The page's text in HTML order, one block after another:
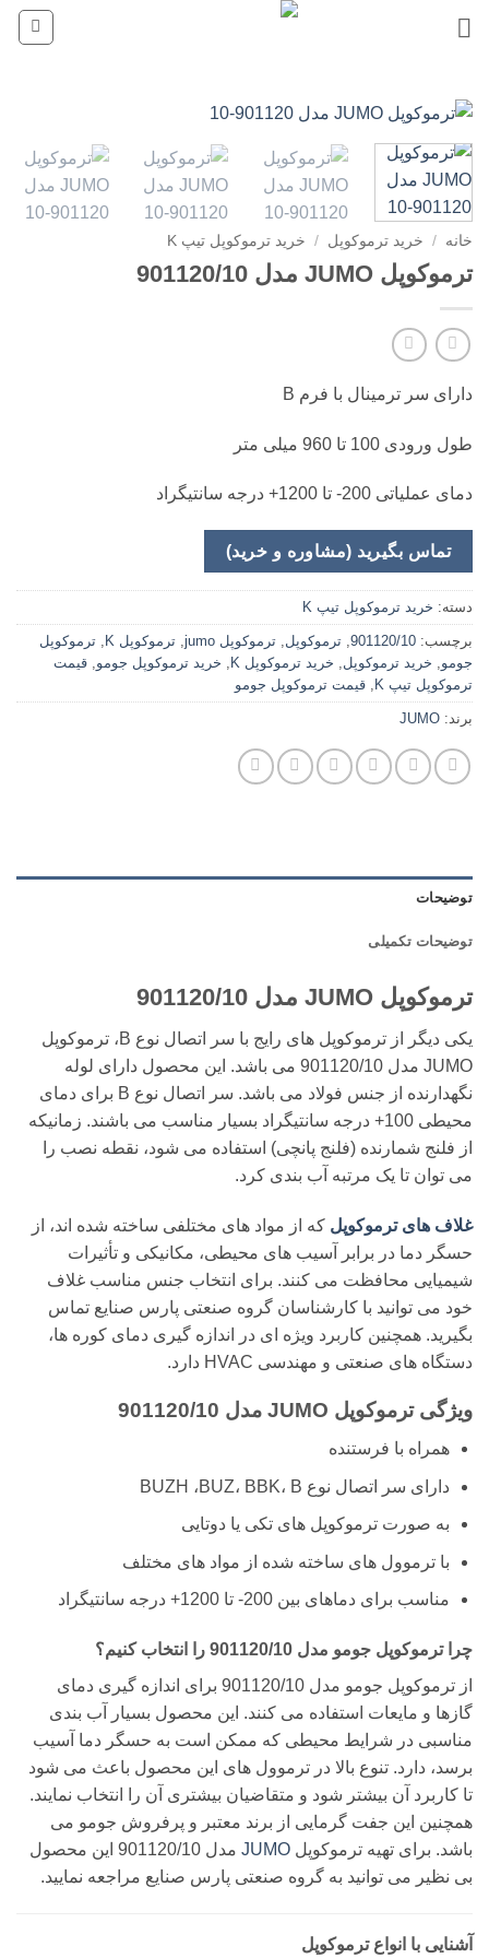
خانه / خرید ترموکوپل / خرید ترموکوپل تیپ K
ترموکوپل JUMO مدل 901120/10
دارای سر ترمینال با فرم B
طول ورودی 100 تا 960 میلی متر
دمای عملیاتی 200- تا 1200+ درجه سانتیگراد
تماس بگیرید (مشاوره و خرید)
دسته: خرید ترموکوپل تیپ K
برچسب: 901120/10 ترموکوپل ترموکوپل jumo ترموکوپل K
ترموکوپل
جومو
خرید ترموکوپل خرید ترموکوپل K خرید ترموکوپل جومو قیمت
ترموکوپل تیپ K
قیمت ترموکوپل جومو
برند: JUMO
توضیحات
توضیحات تکمیلی
ترموکوپل JUMO مدل 901120/10
یکی دیگر از ترموکوپل های رایج با سر اتصال نوع B، ترموکوپل
JUMO مدل 901120/10 می باشد. این محصول دارای لوله
نگهدارنده از جنس فولاد می باشد. سر اتصال نوع B برای دمای
محیطی 100+ درجه سانتیگراد بسیار مناسب می باشند. زمانیکه
از فلنج شمارنده (فلنج پانچی) استفاده می شود، نقطه نصب را
می توان تا یک مرتبه آب بندی کرد.
غلاف های ترموکوپل که از مواد های مختلفی ساخته شده اند، از
حسگر دما در برابر آسیب های محیطی، مکانیکی و تأثیرات
شیمیایی محافظت می کنند. برای انتخاب جنس مناسب غلاف
خود می توانید با کارشناسان گروه صنعتی پارس صنایع تماس
بگیرید. همچنین کاربرد ویژه ای در اندازه گیری دمای کوره ها،
دستگاه های صنعتی و مهندسی HVAC دارد.
ویژگی ترموکوپل JUMO مدل 901120/10
همراه با فرستنده
دارای سر اتصال نوع BUZH ،BUZ، BBK، B
به صورت ترموکوپل های تکی یا دوتایی
با ترموول های ساخته شده از مواد های مختلف
مناسب برای دماهای بین 200- تا 1200+ درجه سانتیگراد
چرا ترموکوپل جومو مدل 901120/10 را انتخاب کنیم؟
از ترموکوپل جومو مدل 901120/10 برای اندازه گیری دمای
گازها و مایعات استفاده می کنند. این محصول بسیار آب بندی
مناسبی در شرایط محیطی که ممکن است به حسگر دما آسیب
برسد، دارد. تنوع بالا در ترموول های این محصول باعث می شود
تا کاربرد آن بیشتر شود و متقاضیان بیشتری آن را انتخاب نمایند.
همچنین این جفت گرمایی از برند معتبر و پرفروش جومو می
باشد. برای تهیه ترموکوپل JUMO
مدل 901120/10 این محصول
بی نظیر می توانید به گروه صنعتی پارس صنایع مراجعه نمایید.
آشنایی با انواع ترموکوپل